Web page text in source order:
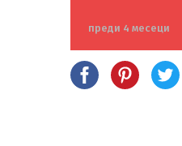
преди 4 месеци